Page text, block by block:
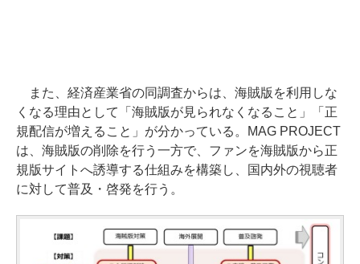
また、経済産業省の同調査からは、海賊版を利用しな
くなる理由として「海賊版が見られなくなること」「正
規配信が増えること」が分かっている。MAG PROJECT
は、海賊版の削除を行う一方で、ファンを海賊版から正
規版サイトへ誘導する仕組みを構築し、国内外の視聴者
に対して普及・啓発を行う。